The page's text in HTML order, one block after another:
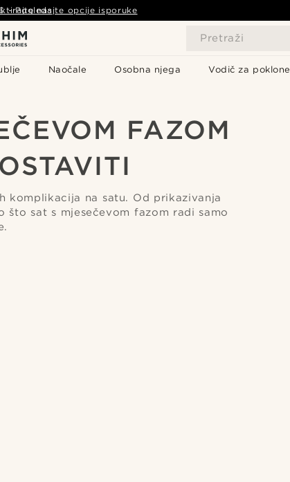
Pretraži
Naočale Osobna njega Vodič za poklone
- Pogledajte opcije isporuke
nas
FAZOM
na satu. Od prikazivanja
sat s mjesečevom fazom radi samo